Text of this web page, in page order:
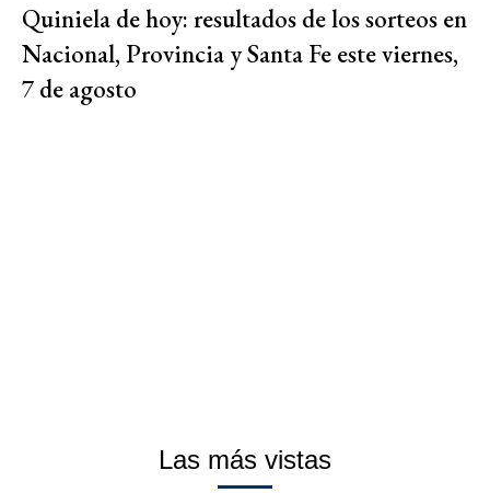
Quiniela de hoy: resultados de los sorteos en
Nacional, Provincia y Santa Fe este viernes,
7 de agosto
Las más vistas